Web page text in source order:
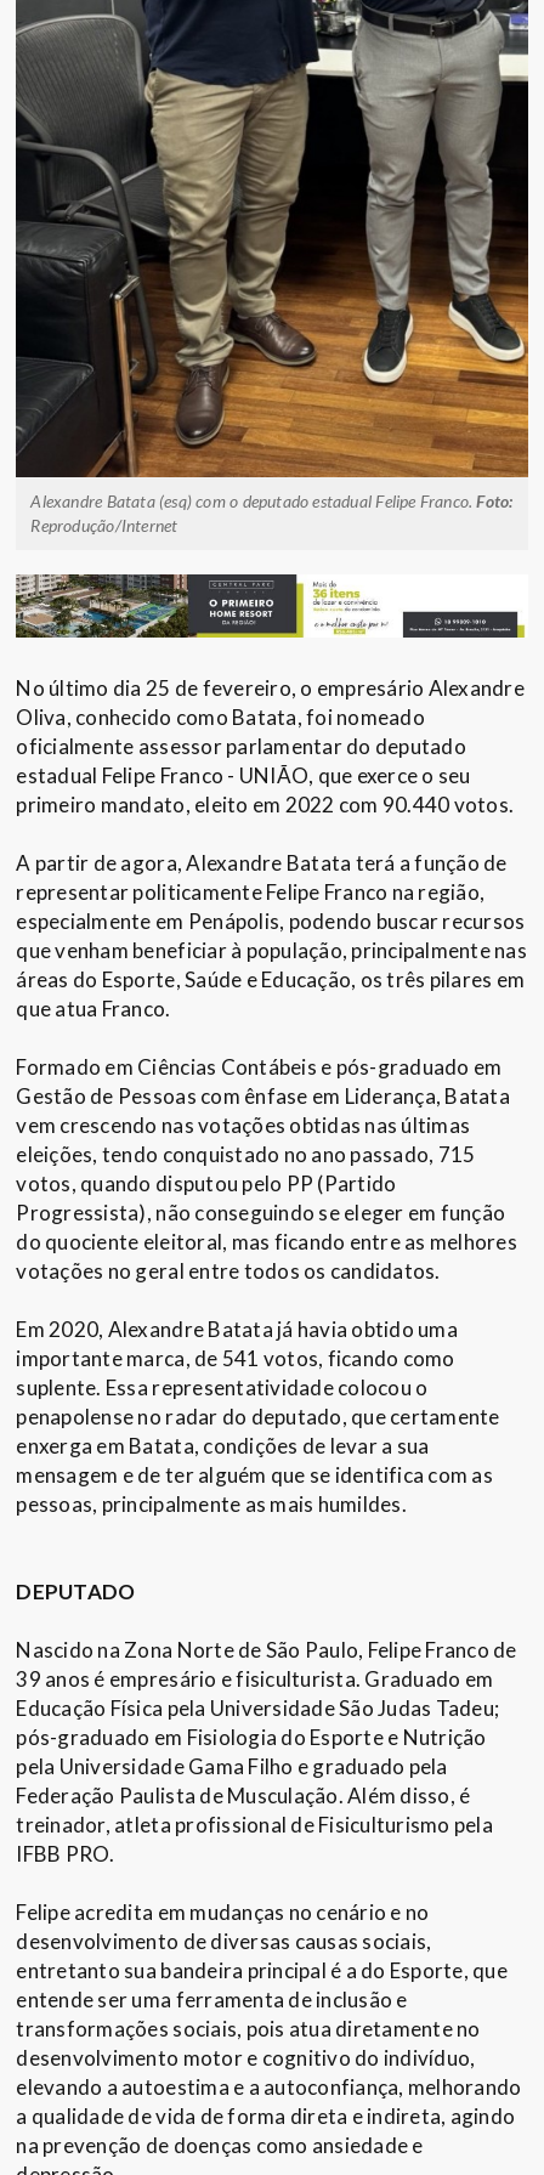
Alexandre Batata (esq) com o deputado estadual Felipe Franco.Foto:
Reprodução/Internet
No último dia 25 de fevereiro, o empresário Alexandre
Oliva, conhecido como Batata, foi nomeado
oficialmente assessor parlamentar do deputado
estadual Felipe Franco - UNIÃO, que exerce o seu
primeiro mandato, eleito em 2022 com 90.440 votos.
A partir de agora, Alexandre Batata terá a função de
representar politicamente Felipe Franco na região,
especialmente em Penápolis, podendo buscar recursos
que venham beneficiar à população, principalmente nas
áreas do Esporte, Saúde e Educação, os três pilares em
que atua Franco.
Formado em Ciências Contábeis e pós-graduado em
Gestão de Pessoas com ênfase em Liderança, Batata
vem crescendo nas votações obtidas nas últimas
eleições, tendo conquistado no ano passado, 715
votos, quando disputou pelo PP (Partido
Progressista), não conseguindo se eleger em função
do quociente eleitoral, mas ficando entre as melhores
votações no geral entre todos os candidatos.
Em 2020, Alexandre Batata já havia obtido uma
importante marca, de 541 votos, ficando como
suplente. Essa representatividade colocou o
penapolense no radar do deputado, que certamente
enxerga em Batata, condições de levar a sua
mensagem e de ter alguém que se identifica com as
pessoas, principalmente as mais humildes.
DEPUTADO
Nascido na Zona Norte de São Paulo, Felipe Franco de
39 anos é empresário e fisiculturista. Graduado em
Educação Física pela Universidade São Judas Tadeu;
pós-graduado em Fisiologia do Esporte e Nutrição
pela Universidade Gama Filho e graduado pela
Federação Paulista de Musculação. Além disso, é
treinador, atleta profissional de Fisiculturismo pela
IFBB PRO.
Felipe acredita em mudanças no cenário e no
desenvolvimento de diversas causas sociais,
entretanto sua bandeira principal é a do Esporte, que
entende ser uma ferramenta de inclusão e
transformações sociais, pois atua diretamente no
desenvolvimento motor e cognitivo do indivíduo,
elevando a autoestima e a autoconfiança, melhorando
a qualidade de vida de forma direta e indireta, agindo
na prevenção de doenças como ansiedade e